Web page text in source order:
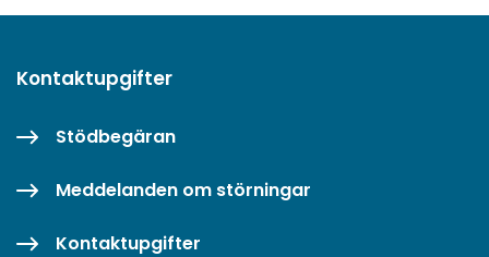
Kontaktupgifter
Stödbegäran
Meddelanden om störningar
Kontaktupgifter